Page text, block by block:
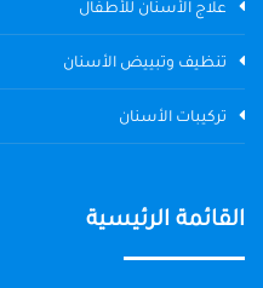
علاج الأسنان للأطفال
تنظيف وتبييض الأسنان
تركيبات الأسنان
القائمة الرئيسية